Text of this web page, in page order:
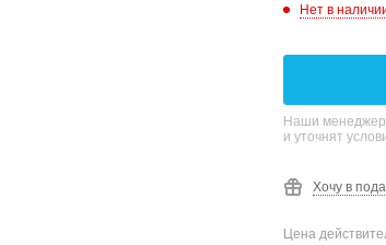
Нет в
Наши
и уточнят
Хочу в
Цена